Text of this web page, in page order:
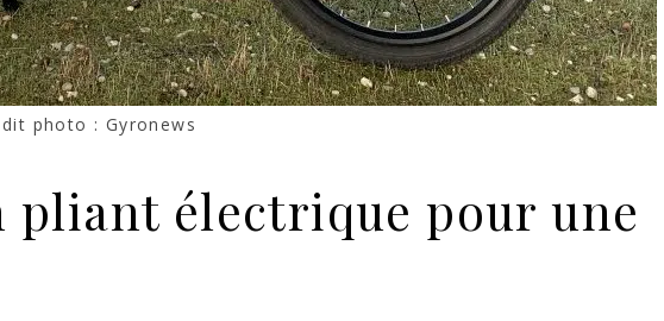
photo : Gyronews
pliant électrique pour une